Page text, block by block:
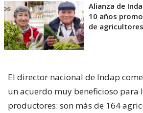
Alianza de
10 años
de
El director nacional de Indap
un acuerdo muy beneficioso para
productores: son más de 164